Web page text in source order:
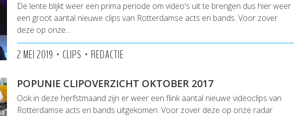
De lente blijkt weer een prima periode om video's uit te brengen dus hier weer
een groot aantal nieuwe clips van Rotterdamse acts en bands. Voor zover
deze op onze…
2 MEI 2019 • CLIPS • REDACTIE
POPUNIE CLIPOVERZICHT OKTOBER 2017
Ook in deze herfstmaand zijn er weer een flink aantal nieuwe videoclips van
Rotterdamse acts en bands uitgekomen. Voor zover deze op onze radar